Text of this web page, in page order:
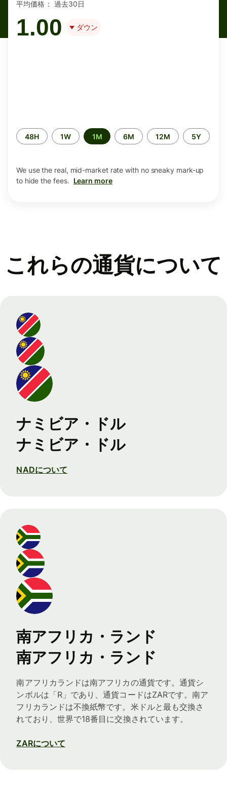
平均価格： 過去30日
1.00 ダウン
Time
period
48H 1W 1M 6M 12M 5Y
We use the real, mid-market rate with no sneaky mark-up
to hide the fees. Learn more
これらの通貨について
ナミビア・ドル
ナミビア・ドル
NADについて
南アフリカ・ランド
南アフリカ・ランド
南アフリカランドは南アフリカの通貨です。通貨シ
ンボルは「R」であり、通貨コードはZARです。南ア
フリカランドは不換紙幣です。米ドルと最も交換さ
れており、世界で18番目に交換されています。
ZARについて